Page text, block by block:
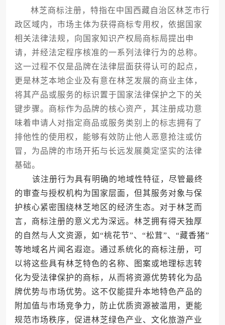
林芝商标注册，特指在中国西藏自治区林芝市行
政区域内，市场主体为获得商标专用权，依据国家
相关法律法规，向国家知识产权局商标局提出申
请，并经法定程序核准的一系列法律行为的总称。
这一过程不仅是品牌在法律层面获得认可的起点，
更是林芝本地企业及有意在林芝发展的商业主体，
将其产品或服务的标识置于国家法律保护之下的关
键步骤。商标作为品牌的核心资产，其注册成功意
味着申请人对指定商品或服务类别上的标志拥有了
排他性的使用权，能够有效防止他人恶意抢注或仿
冒，为品牌的市场开拓与长远发展奠定坚实的法律
基础。
该注册行为具有明确的地域性特征，尽管最终
的审查与授权机构为国家层面，但其服务对象与保
护核心紧密围绕林芝地区的经济生态。对于林芝而
言，商标注册的意义尤为深远。林芝拥有得天独厚
的自然与人文资源，如“桃花节”、“松茸”、“藏香猪”
等地域名片闻名遐迩。通过系统化的商标注册，可
以将这些具有林芝特色的名称、图案或地理标志转
化为受法律保护的商标，从而将资源优势转化为品
牌优势与市场优势。这不仅能提升本地特色产品的
附加值与市场竞争力，防止优质资源被滥用，更能
规范市场秩序，促进林芝绿色产业、文化旅游产业